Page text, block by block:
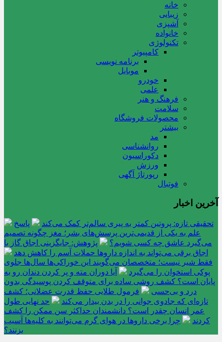
خانه
زیبایی
آشپزی
خانواده
تکنولوژی
کامپیوتر
برنامه نویسی
موبایل
خودرو
علمی
فرهنگ و هنر
سلامت
محصولات فروشگاه
بیشتر
مد
روانشناسی
دکوراسیون
ورزش
رپورتاژ آگهی
فوتبال
آخرین اخبار
تحقیقی تازه: پروتین کمتر به پیری سالم‌تر کمک می‌کند
پاسخ
علم به یکی از قدیمی‌ترین پرسش‌های بشر؛ مغز چگونه تصمیم
می‌گیرد عاشق چه کسی شویم؟
پژوهش: جایگزینی اجاق گاز با
اجاق برقی می‌تواند به اندازه داروها حملات آسم را کاهش دهد
فقط شیر نیست؛ متخصصان می‌گویند این خوراکی‌ها سال‌ها جلوی
پوکی استخوان را می‌گیرد
آیا دوران مته و پر کردن دندان رو به
پایان است؟ کشف روشی ساده برای متوقف کردن پوسیدگی بدون
درد و بی‌حسی
فرمول طلایی حفظ قدرت عضلانی؛ کشف
تازه‌ای که جادوی جوانی را در بدن بیدار می‌کند
حد نهایی طول
عمر انسان چقدر است؟ دانشمندان حداکثر سن ممکن را کشف
کردند
چرا برخی داروها در هوای گرم می‌توانند به کلیه‌ها آسیب
بزنند؟